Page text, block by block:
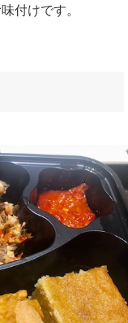
付けです。